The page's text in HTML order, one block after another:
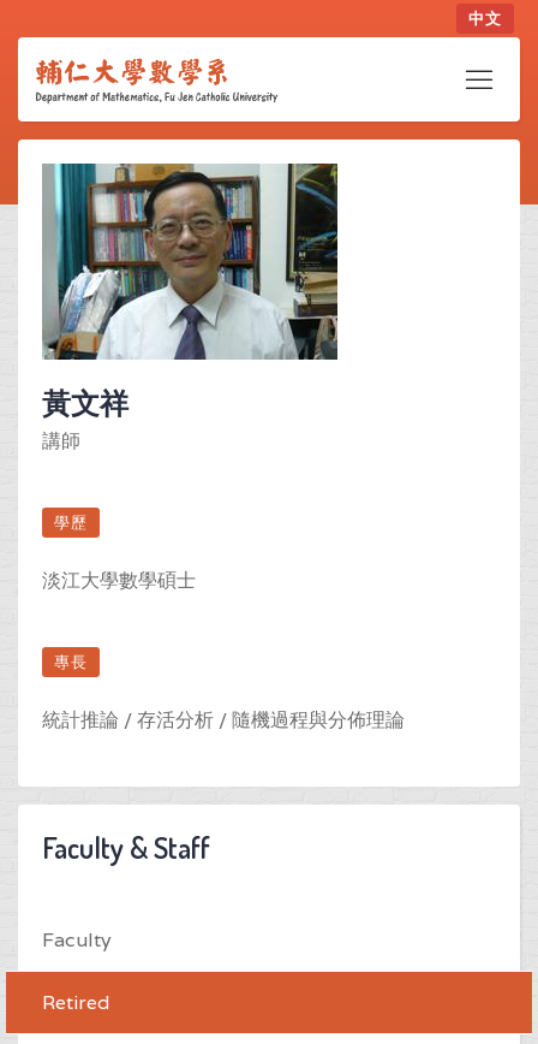
中文
黃文祥
講師
學歷
淡江大學數學碩士
專長
統計推論 / 存活分析 / 隨機過程與分佈理論
Faculty & Staff
Faculty
Retired